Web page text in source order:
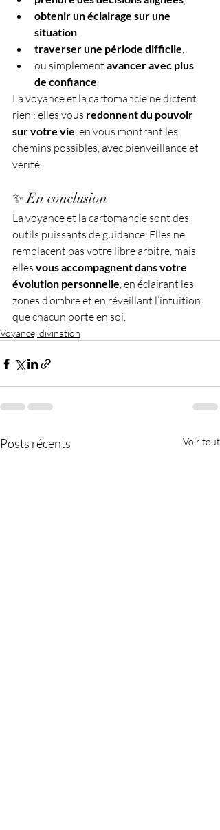
obtenir un éclairage sur une
situation,
traverser une période difficile,
ou simplement avancer avec plus
de confiance.
La voyance et la cartomancie ne dictent
rien : elles vous redonnent du pouvoir
sur votre vie, en vous montrant les
chemins possibles, avec bienveillance et
vérité.
✨ En conclusion
La voyance et la cartomancie sont des
outils puissants de guidance. Elles ne
remplacent pas votre libre arbitre, mais
elles vous accompagnent dans votre
évolution personnelle, en éclairant les
zones d’ombre et en réveillant l’intuition
que chacun porte en soi.
Voyance, divination
Posts récents Voir tout